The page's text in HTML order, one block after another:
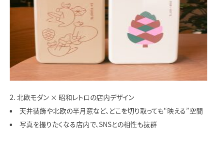
北欧モダン × 昭和レトロの店内デザイン
天井装飾や北欧の半月窓など、どこを切り取っても“映える”空間
写真を撮りたくなる店内で、SNSとの相性も抜群